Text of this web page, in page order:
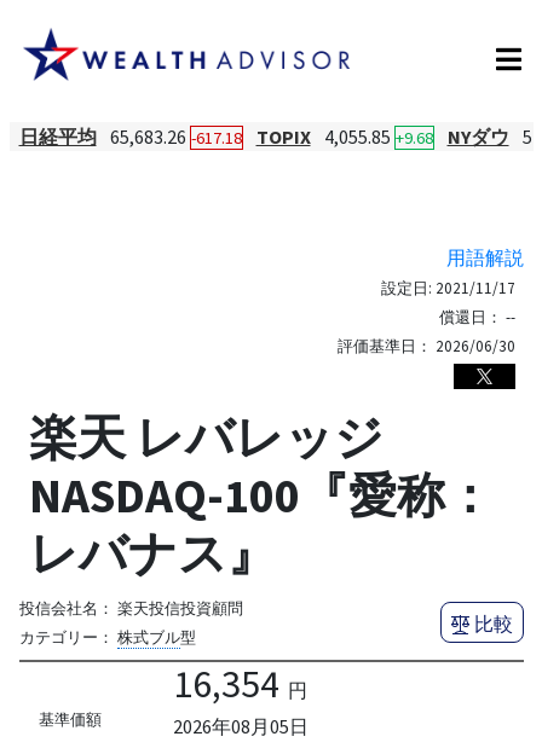
日経平均 65,683.26 -617.18 TOPIX 4,055.85 +9.68 NYダウ
用語解説
設定日: 2021/11/17
償還日： --
評価基準日： 2026/06/30
楽天 レバレッジ
NASDAQ-100『愛称：
レバナス』
投信会社名： 楽天投信投資顧問
カテゴリー： 株式ブル型
比較
基準価額
16,354 円
2026年08月05日